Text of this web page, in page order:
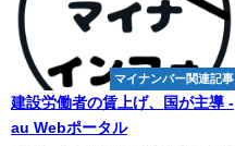
マイナンバー関連記事
建設労働者の賃上げ、国が主導 -
au Webポータル